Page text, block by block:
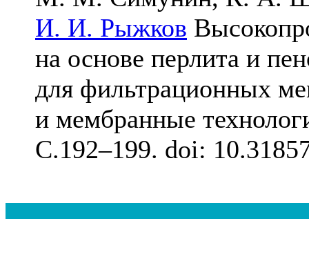
И. И. Рыжков
на основе перлита и
для фильтрационных
и мембранные
C.192–199. doi: